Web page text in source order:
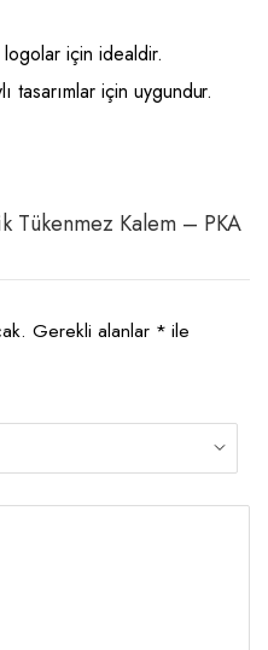
için idealdir.
tasarımlar için uygundur.
Tükenmez Kalem – PKA
Gerekli alanlar * ile